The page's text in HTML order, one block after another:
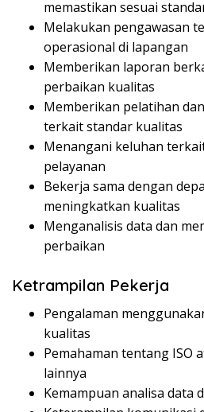
memastikan sesuai
Melakukan pengawasan
operasional di lapangan
Memberikan laporan
perbaikan kualitas
Memberikan pelatihan
terkait standar kualitas
Menangani keluhan
pelayanan
Bekerja sama dengan
meningkatkan kualitas
Menganalisis data dan
perbaikan
Ketrampilan Pekerja
Pengalaman
kualitas
Pemahaman tentang ISO
lainnya
Kemampuan analisa data